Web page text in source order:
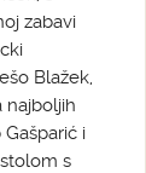
zabavi
Blažek,
najboljih
i
s